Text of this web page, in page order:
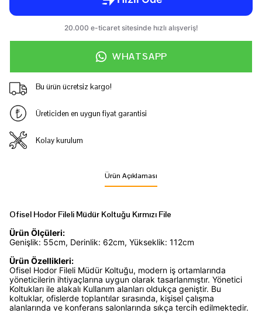
WHATSAPP
Bu ürün ücretsiz kargo!
Üreticiden en uygun fiyat garantisi
Kolay kurulum
Ürün Açıklaması
Ofisel Hodor Fileli Müdür Koltuğu Kırmızı File
Ürün Ölçüleri:
Genişlik: 55cm, Derinlik: 62cm, Yükseklik: 112cm
Ürün Özellikleri:
Ofisel Hodor Fileli Müdür Koltuğu, modern iş ortamlarında
yöneticilerin ihtiyaçlarına uygun olarak tasarlanmıştır. Yönetici
Koltukları ile alakalı Kullanım alanları oldukça geniştir. Bu
koltuklar, ofislerde toplantılar sırasında, kişisel çalışma
alanlarında ve konferans salonlarında sıkça tercih edilmektedir.